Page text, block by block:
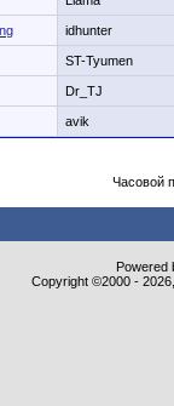
idhunter
ST-Tyumen
Dr_TJ
avik
Часовой
Powered
Copyright ©2000 -